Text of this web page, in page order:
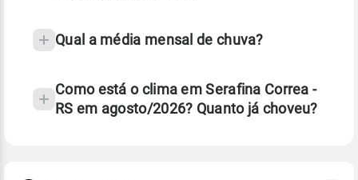
Qual a média mensal de chuva?
Como está o clima em Serafina Correa -
RS em agosto/2026? Quanto já choveu?